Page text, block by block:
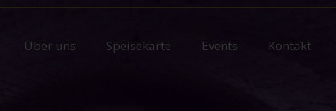
Über uns Speisekarte Events Kontakt